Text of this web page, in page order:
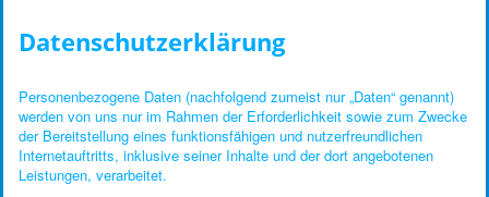
Impressum
Standort
Kurzbeitel
Zimmermannsbeitel
Lochbeitel
Blockhaus Timber Tools
Datenschutzerklärung
Personenbezogene Daten (nachfolgend zumeist nur „Daten“ genannt)
werden von uns nur im Rahmen der Erforderlichkeit sowie zum Zwecke
der Bereitstellung eines funktionsfähigen und nutzerfreundlichen
Internetauftritts, inklusive seiner Inhalte und der dort angebotenen
Leistungen, verarbeitet.